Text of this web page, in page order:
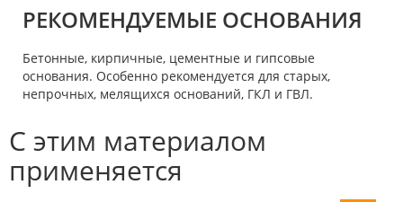
РЕКОМЕНДУЕМЫЕ ОСНОВАНИЯ
Бетонные, кирпичные, цементные и гипсовые
основания. Особенно рекомендуется для старых,
непрочных, мелящихся оснований, ГКЛ и ГВЛ.
С этим материалом
применяется